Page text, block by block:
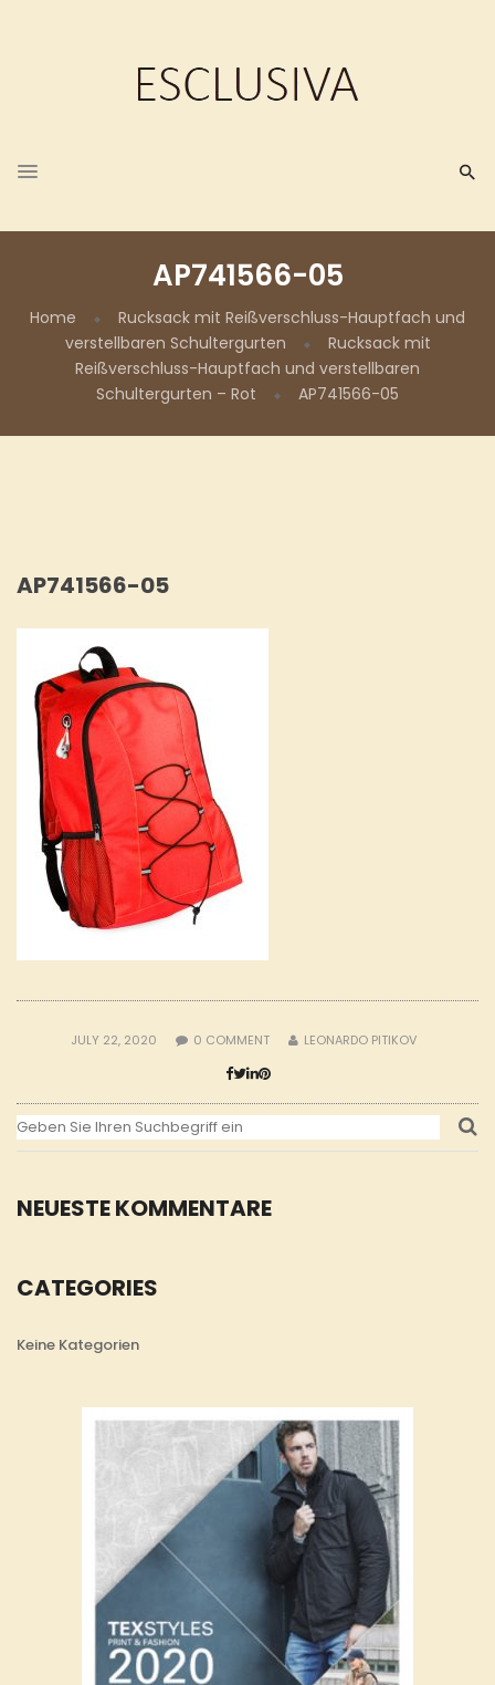
AP741566-05
Home
Rucksack mit Reißverschluss-Hauptfach und
verstellbaren Schultergurten
Rucksack mit
Reißverschluss-Hauptfach und verstellbaren
Schultergurten – Rot
AP741566-05
NEUESTE KOMMENTARE
CATEGORIES
Keine Kategorien
AP741566-05
JULY 22, 2020 0 COMMENT LEONARDO PITIKOV